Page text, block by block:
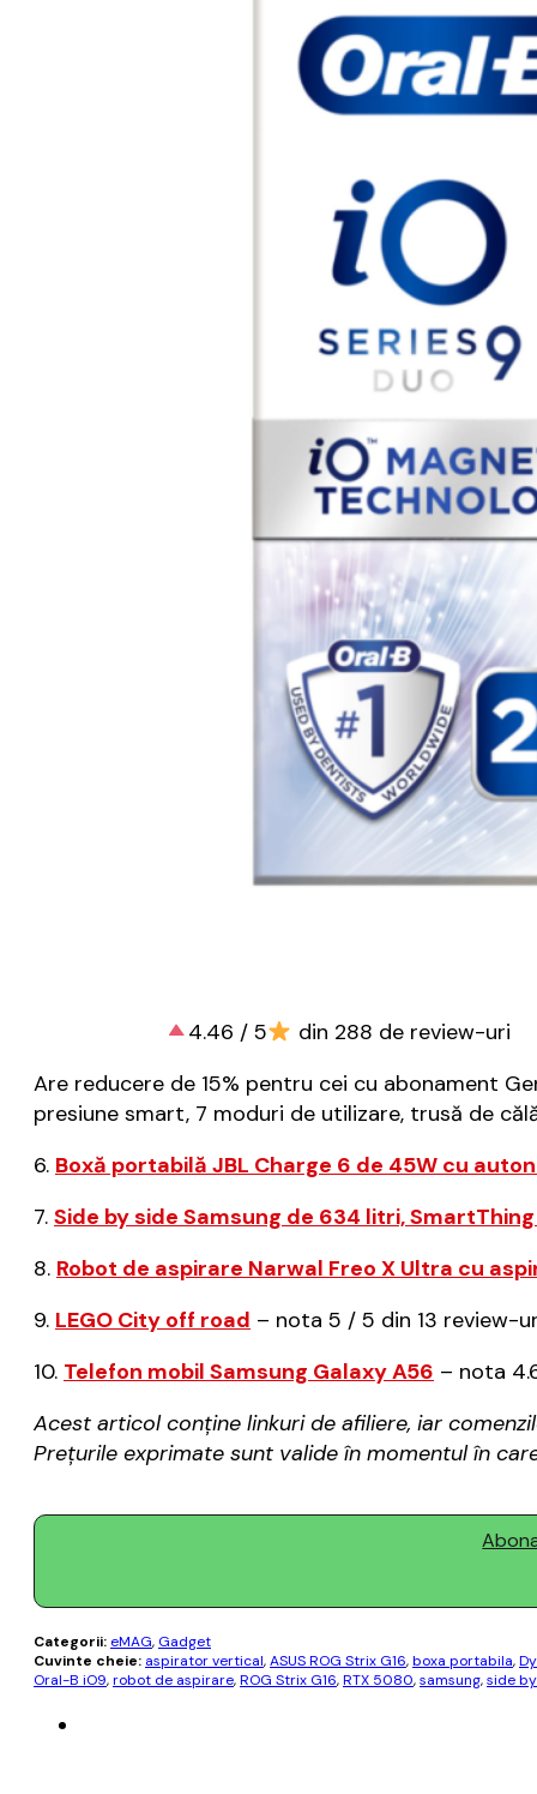
4.46 / 5
din 288 de review-uri
Are reducere de 15% pentru cei cu abonament
presiune smart, 7 moduri de utilizare, trusă de
6. Boxă portabilă JBL Charge 6 de 45W cu
7. Side by side Samsung de 634 litri,
8. Robot de aspirare Narwal Freo X Ultra cu
9. LEGO City off road – nota 5 / 5 din 13 review-
10. Telefon mobil Samsung Galaxy A56 – nota
Acest articol conține linkuri de afiliere, iar
Prețurile exprimate sunt valide în momentul în
Categorii: eMAG, Gadget
Cuvinte cheie: aspirator vertical,ASUS ROG Strix G16,boxa portabila,
Oral-B iO9,robot de aspirare,ROG Strix G16,RTX 5080,samsung,side